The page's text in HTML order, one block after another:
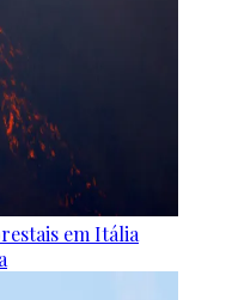
em Itália